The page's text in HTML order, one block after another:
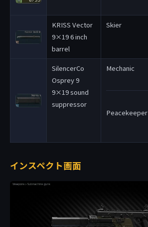
KRISS Vector
9×19 6 inch
barrel
Skier
SilencerCo
Osprey 9
9×19 sound
suppressor
Mechanic
Peacekeeper
インスペクト画面